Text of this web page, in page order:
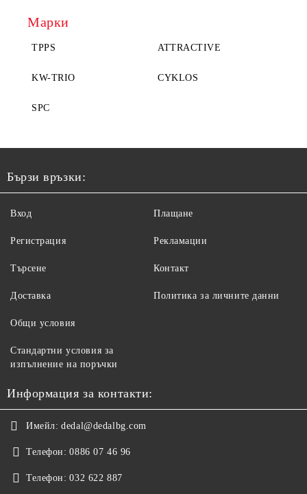
Марки
TPPS ATTRACTIVE
KW-TRIO CYKLOS
SPC
Бързи връзки:
Вход
Регистрация
Търсене
Доставка
Плащане
Рекламации
Контакт
Политика за личните данни
Общи условия
Стандартни условия за
изпълнение на поръчки
Информация за контакти:
Имейл: dedal@dedalbg.com
Телефон: 0886 07 46 96
Телефон: 032 622 887